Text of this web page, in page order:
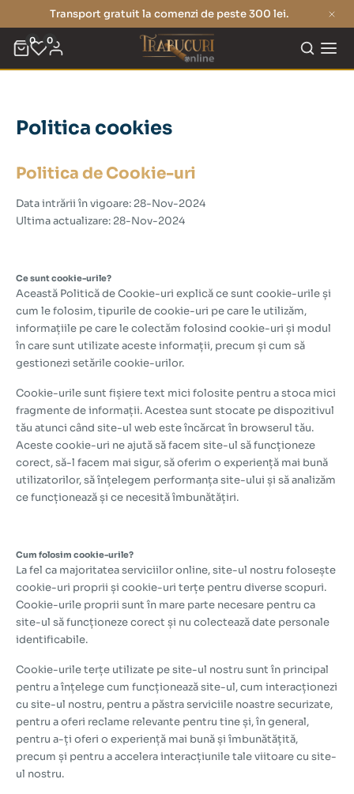
Transport gratuit la comenzi de peste 300 lei.
0 0
Politica cookies
Politica de Cookie-uri
Data intrării în vigoare: 28-Nov-2024
Ultima actualizare: 28-Nov-2024
Ce sunt cookie-urile?
Această Politică de Cookie-uri explică ce sunt cookie-urile și
cum le folosim, tipurile de cookie-uri pe care le utilizăm,
informațiile pe care le colectăm folosind cookie-uri și modul
în care sunt utilizate aceste informații, precum și cum să
gestionezi setările cookie-urilor.
Cookie-urile sunt fișiere text mici folosite pentru a stoca mici
fragmente de informații. Acestea sunt stocate pe dispozitivul
tău atunci când site-ul web este încărcat în browserul tău.
Aceste cookie-uri ne ajută să facem site-ul să funcționeze
corect, să-l facem mai sigur, să oferim o experiență mai bună
utilizatorilor, să înțelegem performanța site-ului și să analizăm
ce funcționează și ce necesită îmbunătățiri.
Cum folosim cookie-urile?
La fel ca majoritatea serviciilor online, site-ul nostru folosește
cookie-uri proprii și cookie-uri terțe pentru diverse scopuri.
Cookie-urile proprii sunt în mare parte necesare pentru ca
site-ul să funcționeze corect și nu colectează date personale
identificabile.
Cookie-urile terțe utilizate pe site-ul nostru sunt în principal
pentru a înțelege cum funcționează site-ul, cum interacționezi
cu site-ul nostru, pentru a păstra serviciile noastre securizate,
pentru a oferi reclame relevante pentru tine și, în general,
pentru a-ți oferi o experiență mai bună și îmbunătățită,
precum și pentru a accelera interacțiunile tale viitoare cu site-
ul nostru.